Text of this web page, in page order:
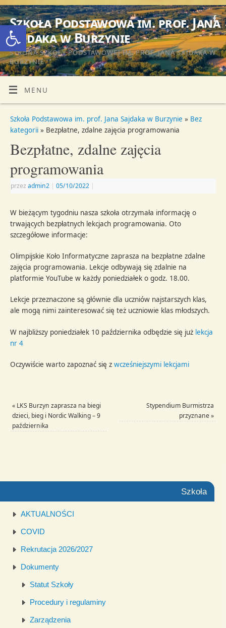
Otwórz pasek narzędzi
Szkoła Podstawowa im. prof. Jana
Sajdaka w Burzynie
STRONA SZKOŁY PODSTAWOWEJ IM. PROF. JANA SAJDAKA W
BURZYNIE
MENU
Szkoła Podstawowa im. prof. Jana Sajdaka w Burzynie » Bez
kategorii » Bezpłatne, zdalne zajęcia programowania
Bezpłatne, zdalne zajęcia
programowania
przezadmin2 | 05/10/2022 |
W bieżącym tygodniu nasza szkoła otrzymała informację o
trwających bezpłatnych lekcjach programowania. Oto
szczegółowe informacje:
Olimpijskie Koło Informatyczne zaprasza na bezpłatne zdalne
zajęcia programowania. Lekcje odbywają się zdalnie na
platformie YouTube w każdy poniedziałek o godz. 18.00.
Lekcje przeznaczone są głównie dla uczniów najstarszych klas,
ale mogą nimi zainteresować się też uczniowie klas młodszych.
W najbliższy poniedziałek 10 października odbędzie się już lekcja
nr 4
Oczywiście warto zapoznać się zwcześniejszymi lekcjami
« LKS Burzyn zaprasza na biegi
dzieci, bieg i Nordic Walking – 9
października
Stypendium Burmistrza
przyznane»
Szkoła
AKTUALNOŚCI
COVID
Rekrutacja 2026/2027
Dokumenty
Statut Szkoły
Procedury i regulaminy
Zarządzenia